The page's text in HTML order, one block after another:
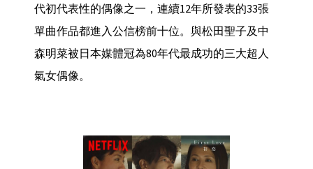
代初代表性的偶像之一，連續12年所發表的33張
單曲作品都進入公信榜前十位。與松田聖子及中
森明菜被日本媒體冠為80年代最成功的三大超人
氣女偶像。